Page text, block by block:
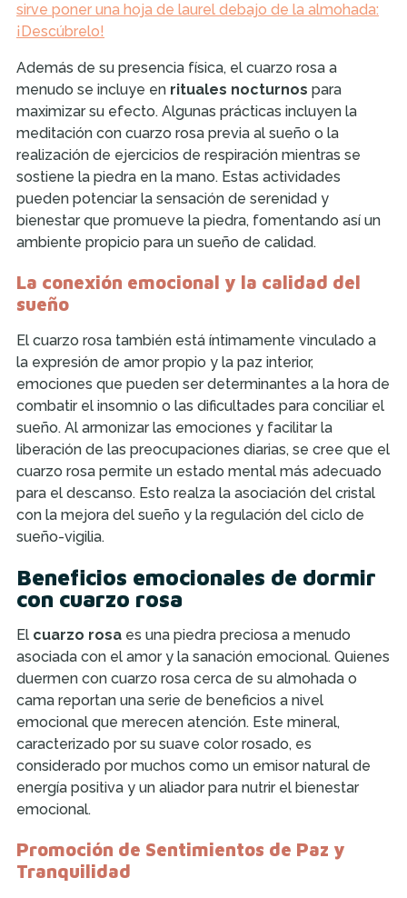
sirve poner una hoja de laurel debajo de la almohada:
¡Descúbrelo!
Además de su presencia física, el cuarzo rosa a
menudo se incluye en rituales nocturnos para
maximizar su efecto. Algunas prácticas incluyen la
meditación con cuarzo rosa previa al sueño o la
realización de ejercicios de respiración mientras se
sostiene la piedra en la mano. Estas actividades
pueden potenciar la sensación de serenidad y
bienestar que promueve la piedra, fomentando así un
ambiente propicio para un sueño de calidad.
La conexión emocional y la calidad del
sueño
El cuarzo rosa también está íntimamente vinculado a
la expresión de amor propio y la paz interior,
emociones que pueden ser determinantes a la hora de
combatir el insomnio o las dificultades para conciliar el
sueño. Al armonizar las emociones y facilitar la
liberación de las preocupaciones diarias, se cree que el
cuarzo rosa permite un estado mental más adecuado
para el descanso. Esto realza la asociación del cristal
con la mejora del sueño y la regulación del ciclo de
sueño-vigilia.
Beneficios emocionales de dormir
con cuarzo rosa
El cuarzo rosa es una piedra preciosa a menudo
asociada con el amor y la sanación emocional. Quienes
duermen con cuarzo rosa cerca de su almohada o
cama reportan una serie de beneficios a nivel
emocional que merecen atención. Este mineral,
caracterizado por su suave color rosado, es
considerado por muchos como un emisor natural de
energía positiva y un aliador para nutrir el bienestar
emocional.
Promoción de Sentimientos de Paz y
Tranquilidad